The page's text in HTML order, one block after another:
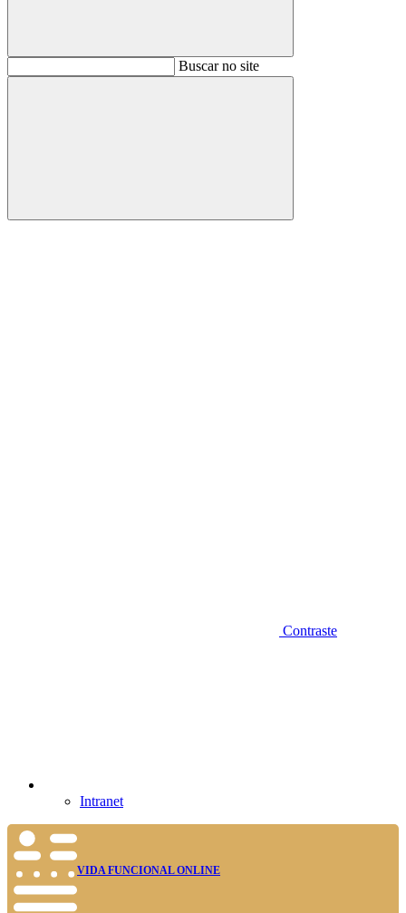
BuscarBuscar no site
Buscar
Contraste
Intranet
VIDA FUNCIONAL ONLINE